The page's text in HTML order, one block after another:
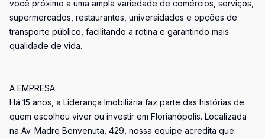
você próximo a uma ampla variedade de comércios, serviços,
supermercados, restaurantes, universidades e opções de
transporte público, facilitando a rotina e garantindo mais
qualidade de vida.
A EMPRESA
Há 15 anos, a Liderança Imobiliária faz parte das histórias de
quem escolheu viver ou investir em Florianópolis. Localizada
na Av. Madre Benvenuta, 429, nossa equipe acredita que